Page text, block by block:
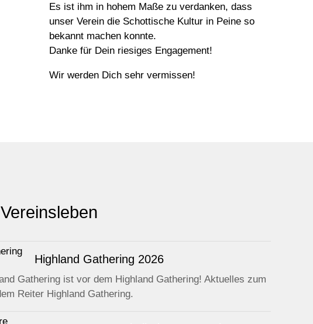
Es ist ihm in hohem Maße zu verdanken, dass
unser Verein die Schottische Kultur in Peine so
bekannt machen konnte.
Danke für Dein riesiges Engagement!
Wir werden Dich sehr vermissen!
Highland Gathering 2026
Gathering ist vor dem Highland Gathering! Aktuelles zum
Reiter Highland Gathering.